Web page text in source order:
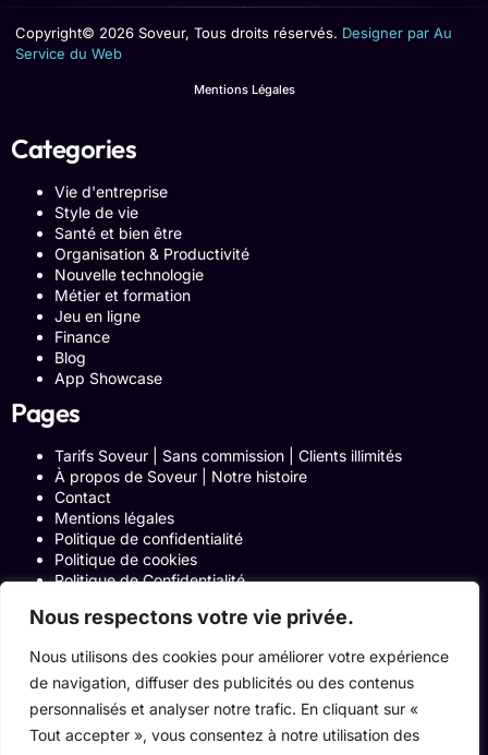
Nous respectons votre vie privée.
Nous utilisons des cookies pour améliorer votre expérience
de navigation, diffuser des publicités ou des contenus
personnalisés et analyser notre trafic. En cliquant sur «
Tout accepter », vous consentez à notre utilisation des
Copyright© 2026 Soveur, Tous droits réservés. Designer par Au
Service du Web
Mentions Légales
Categories
Vie d'entreprise
Style de vie
Santé et bien être
Organisation & Productivité
Nouvelle technologie
Métier et formation
Jeu en ligne
Finance
Blog
App Showcase
Pages
Tarifs Soveur | Sans commission | Clients illimités
À propos de Soveur | Notre histoire
Contact
Mentions légales
Politique de confidentialité
Politique de cookies
Politique de Confidentialité
Blog
Programme Affiliation
Conditions générales d’utilisation
ACCUEIL
Le Blog